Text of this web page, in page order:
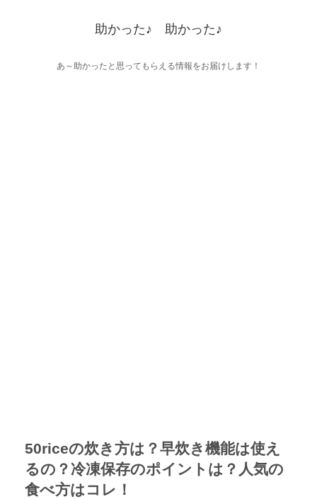
助かった♪ 助かった♪
あ～助かったと思ってもらえる情報をお届けします！
50riceの炊き方は？早炊き機能は使え
るの？冷凍保存のポイントは？人気の
食べ方はコレ！